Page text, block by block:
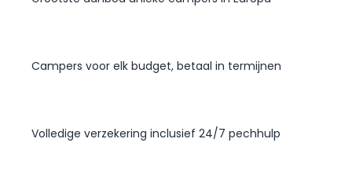
Campers voor elk budget, betaal in termijnen
Volledige verzekering inclusief 24/7 pechhulp